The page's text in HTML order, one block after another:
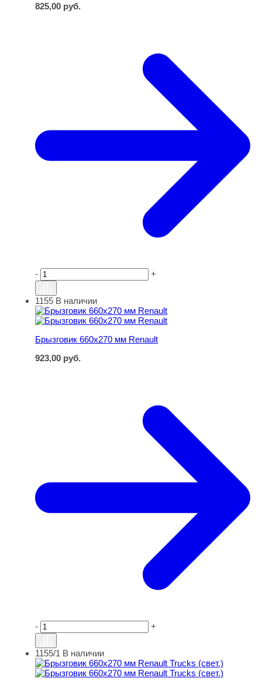
825,00 руб.
- +
Брызговик 660х270 мм Renault
1155 В наличии
Брызговик 660х270 мм Renault
923,00 руб.
- +
Брызговик 660х270 мм Renault Trucks (свет.)
1155/1 В наличии